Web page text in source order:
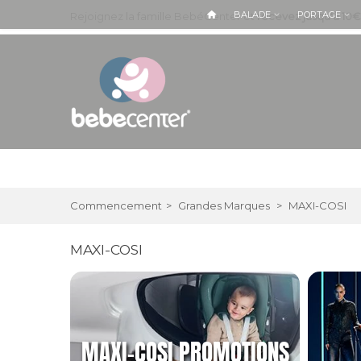
Rejoignez la famille BebéCenter etrecevez jusqu'à 10€
BALADE PORTAGE
Commencement > Grandes Marques > MAXI-COSI
MAXI-COSI
MAXI-COSI PROMOTIONS